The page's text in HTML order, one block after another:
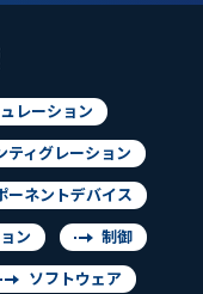
レーション
ティグレーション
ーネントデバイス
ン 制御
ソフトウェア